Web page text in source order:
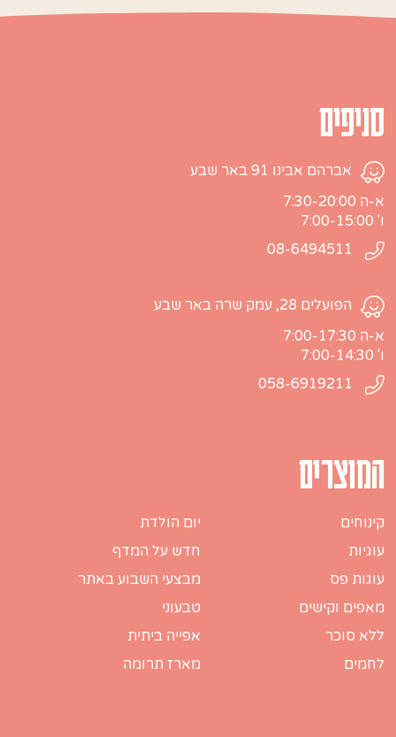
סניפים
אברהם אבינו 91 באר שבע
א-ה 7:30-20:00
ו' 7:00-15:00
הפועלים 28, עמק שרה באר שבע
א-ה 7:00-17:30
ו' 7:00-14:30
המוצרים
קינוחים
עוגיות
עוגות פס
מאפים וקישים
ללא סוכר
לחמים
יום הולדת
חדש על המדף
מבצעי השבוע באתר
טבעוני
אפייה ביתית
מארז תרומה